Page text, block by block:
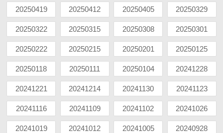
20250419 20250412 20250405 20250329
20250322 20250315 20250308 20250301
20250222 20250215 20250201 20250125
20250118 20250111 20250104 20241228
20241221 20241214 20241130 20241123
20241116 20241109 20241102 20241026
20241019 20241012 20241005 20240928